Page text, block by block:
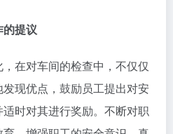
提议
在对车间的检查中，不仅仅
现优点，鼓励员工提出对安
时对其进行奖励。不断对职